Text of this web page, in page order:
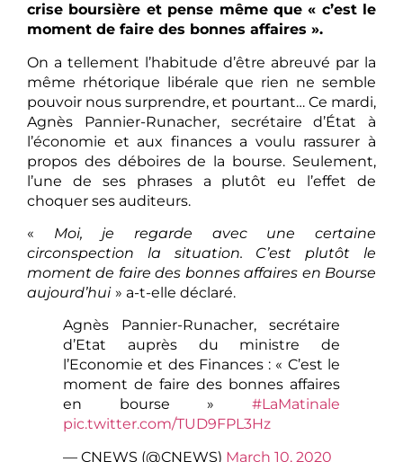
crise boursière et pense même que « c’est le
moment de faire des bonnes affaires ».
On a tellement l’habitude d’être abreuvé par la
même rhétorique libérale que rien ne semble
pouvoir nous surprendre, et pourtant… Ce mardi,
Agnès Pannier-Runacher, secrétaire d’État à
l’économie et aux finances a voulu rassurer à
propos des déboires de la bourse. Seulement,
l’une de ses phrases a plutôt eu l’effet de
choquer ses auditeurs.
« Moi, je regarde avec une certaine
circonspection la situation. C’est plutôt le
moment de faire des bonnes affaires en Bourse
aujourd’hui » a-t-elle déclaré.
Agnès Pannier-Runacher, secrétaire
d’Etat auprès du ministre de
l’Economie et des Finances : « C’est le
moment de faire des bonnes affaires
en bourse » #LaMatinale
pic.twitter.com/TUD9FPL3Hz
— CNEWS (@CNEWS) March 10, 2020